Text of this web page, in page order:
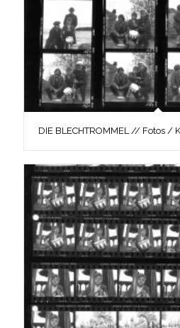
DIE BLECHTROMMEL // Fotos /